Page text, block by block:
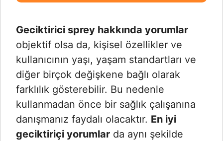
Geciktirici sprey hakkında yorumlar
objektif olsa da, kişisel özellikler ve
kullanıcının yaşı, yaşam standartları ve
diğer birçok değişkene bağlı olarak
farklılık gösterebilir. Bu nedenle
kullanmadan önce bir sağlık çalışanına
danışmanız faydalı olacaktır. En iyi
geciktiriçi yorumlar da aynı şekilde